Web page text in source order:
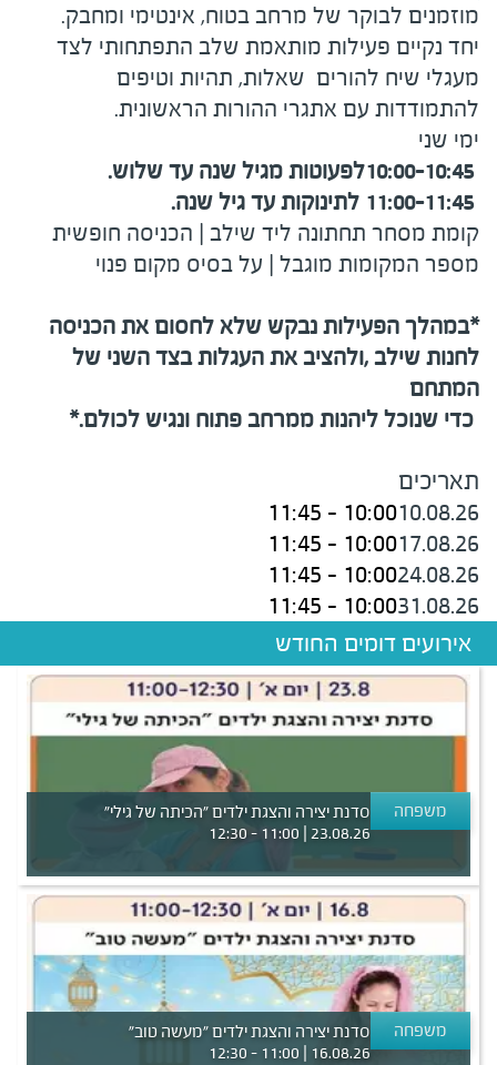
מוזמנים לבוקר של מרחב בטוח, אינטימי ומחבק.
יחד נקיים פעילות מותאמת שלב התפתחותי לצד
מעגלי שיח להורים שאלות, תהיות וטיפים
להתמודדות עם אתגרי ההורות הראשונית.
ימי שני
10:00-10:45לפעוטות מגיל שנה עד שלוש.
11:00-11:45 לתינוקות עד גיל שנה.
קומת מסחר תחתונה ליד שילב | הכניסה חופשית
מספר המקומות מוגבל | על בסיס מקום פנוי
*במהלך הפעילות נבקש שלא לחסום את הכניסה
לחנות שילב,ולהציב את העגלות בצד השני של
המתחם
כדי שנוכל ליהנות ממרחב פתוח ונגיש לכולם*.
תאריכים
10.08.26
17.08.26
24.08.26
31.08.26
10:00 - 11:45
10:00 - 11:45
10:00 - 11:45
10:00 - 11:45
אירועים דומים החודש
משפחה
סדנת יצירה והצגת ילדים ״הכיתה של גילי״
23.08.26 | 11:00 - 12:30
משפחה
סדנת יצירה והצגת ילדים ״מעשה טוב״
16.08.26 | 11:00 - 12:30